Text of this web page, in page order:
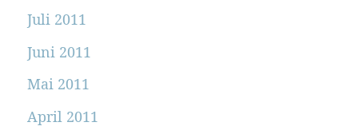
Juli 2011
Juni 2011
Mai 2011
April 2011